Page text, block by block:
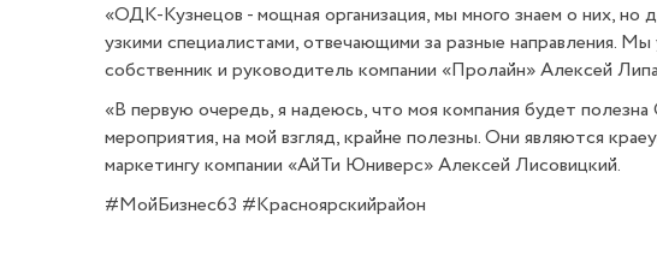
«ОДК-Кузнецов - мощная организация, мы много знаем о них, но
узкими специалистами, отвечающими за разные направления.
собственник и руководитель компании «Пролайн» Алексей
«В первую очередь, я надеюсь, что моя компания будет
мероприятия, на мой взгляд, крайне полезны. Они являются
маркетингу компании «АйТи Юниверс» Алексей Лисовицкий.
#МойБизнес63 #Красноярскийрайон